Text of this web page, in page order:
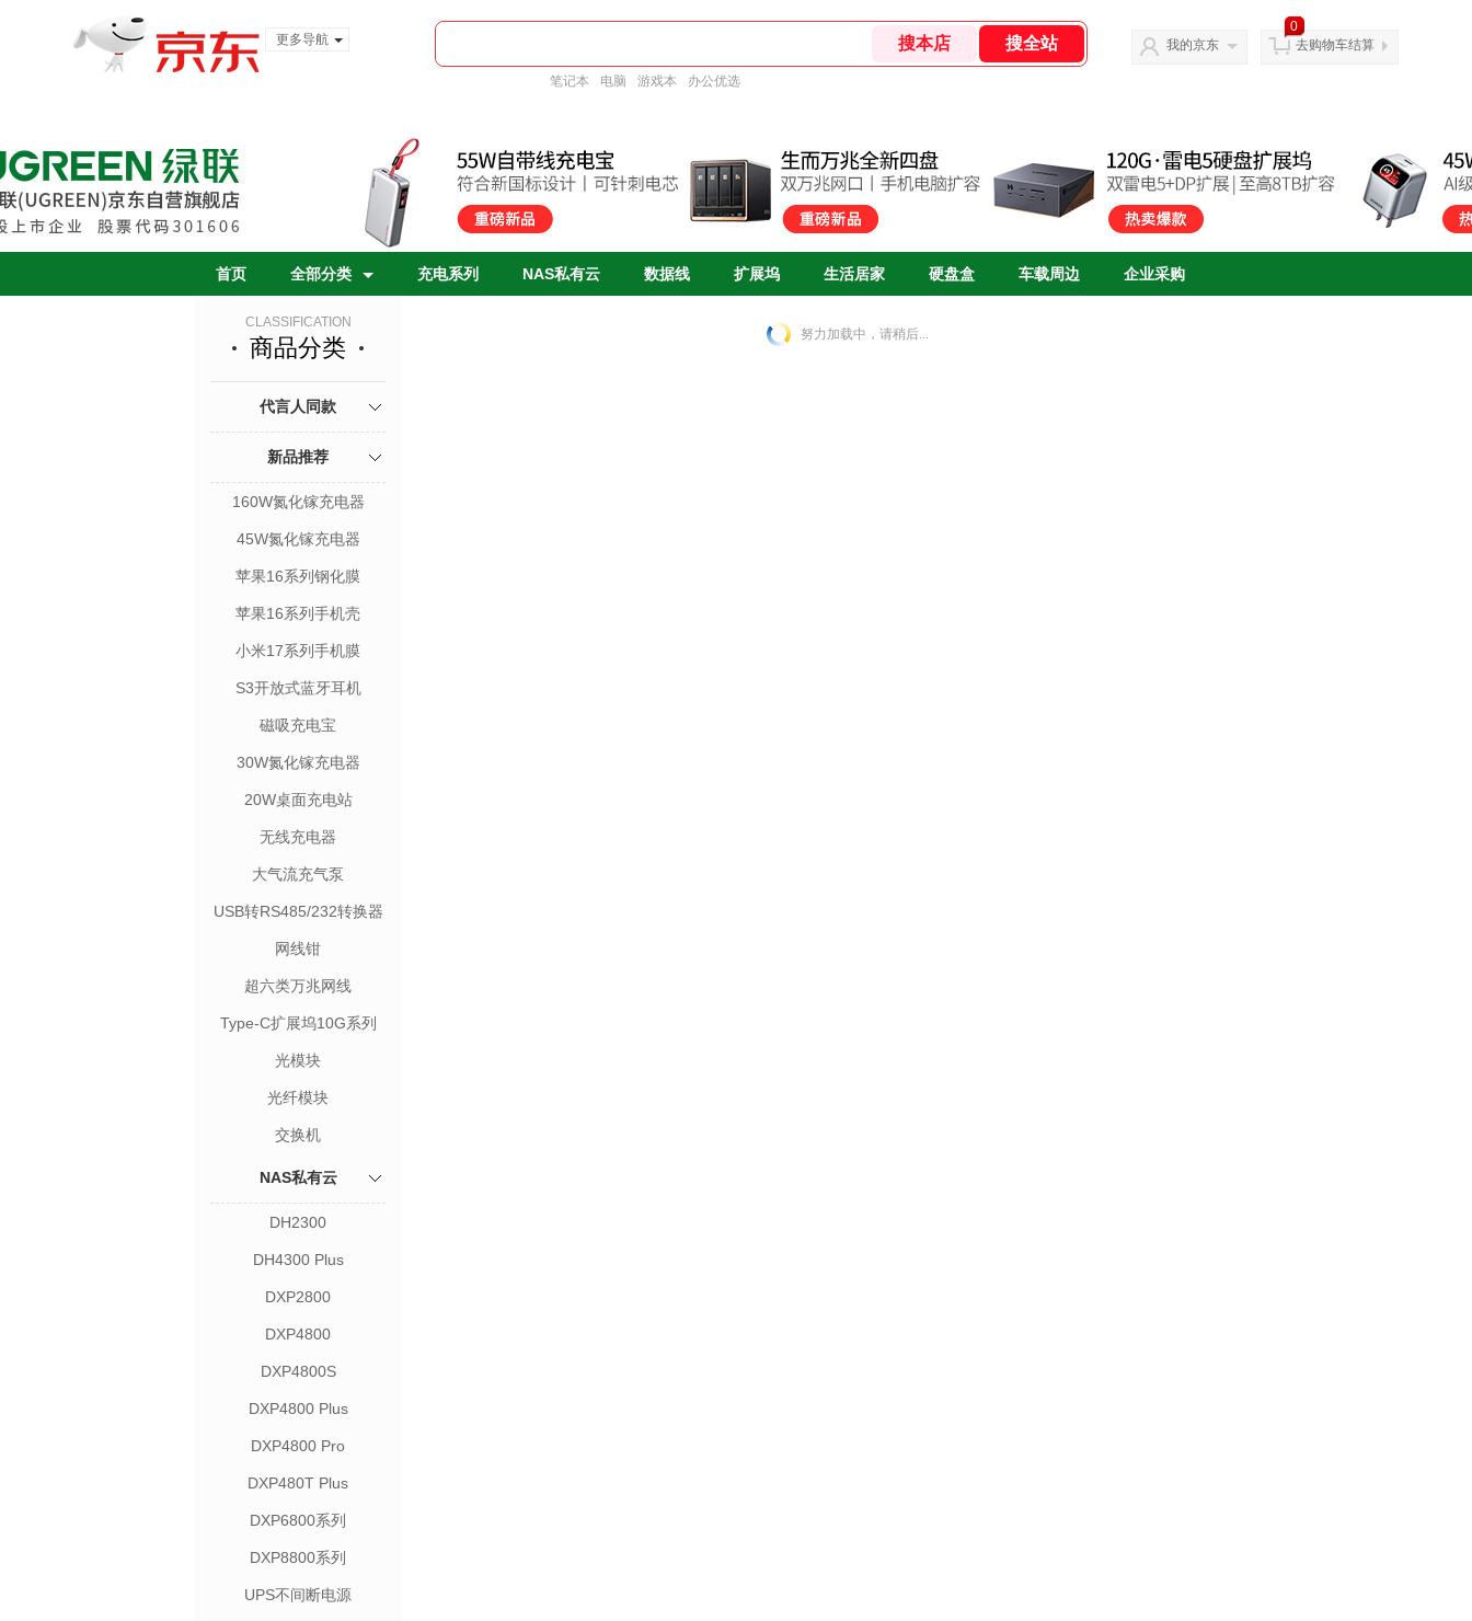
更多导航
笔记本 电脑 游戏本 办公优选
我的京东
0
去购物车结算
首页 全部分类 充电系列 NAS私有云 数据线 扩展坞 生活居家 硬盘盒 车载周边 企业采购
CLASSIFICATION
商品分类
代言人同款
新品推荐
160W氮化镓充电器
45W氮化镓充电器
苹果16系列钢化膜
苹果16系列手机壳
小米17系列手机膜
S3开放式蓝牙耳机
磁吸充电宝
30W氮化镓充电器
20W桌面充电站
无线充电器
大气流充气泵
USB转RS485/232转换器
网线钳
超六类万兆网线
Type-C扩展坞10G系列
光模块
光纤模块
交换机
NAS私有云
DH2300
DH4300 Plus
DXP2800
DXP4800
DXP4800S
DXP4800 Plus
DXP4800 Pro
DXP480T Plus
DXP6800系列
DXP8800系列
UPS不间断电源
努力加载中，请稍后...